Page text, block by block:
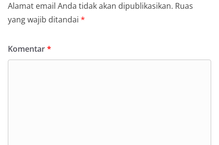
Alamat email Anda tidak akan dipublikasikan. Ruas
yang wajib ditandai *
Komentar*